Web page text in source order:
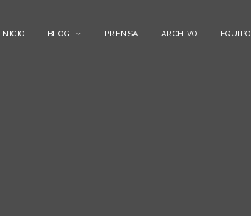
INICIO BLOG PRENSA ARCHIVO EQUIPO